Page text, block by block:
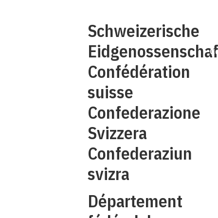
Schweizerische
Confédération
suisse
Confederazione
Svizzera
Confederaziun
svizra
Département